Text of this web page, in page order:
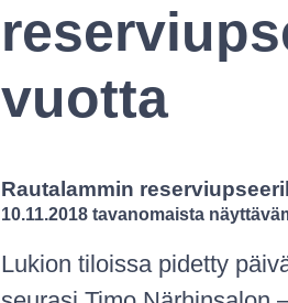
vuotta
Rautalammin
10.11.2018tavanomaista
Lukion tiloissa pidetty